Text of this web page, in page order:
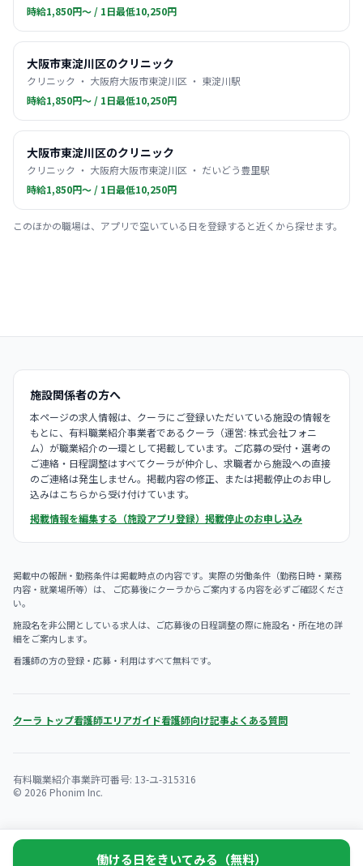
時給1,850円〜 / 1日最低10,250円
大阪市東淀川区のクリニック
クリニック ・ 大阪府大阪市東淀川区 ・ 東淀川駅
時給1,850円〜 / 1日最低10,250円
大阪市東淀川区のクリニック
クリニック ・ 大阪府大阪市東淀川区 ・ だいどう豊里駅
時給1,850円〜 / 1日最低10,250円
このほかの職場は、アプリで空いている日を登録すると近くから探せます。
施設関係者の方へ
本ページの求人情報は、クーラにご登録いただいている施設の情報を
もとに、有料職業紹介事業者であるクーラ（運営: 株式会社フォニ
ム）が職業紹介の一環として掲載しています。ご応募の受付・選考の
ご連絡・日程調整はすべてクーラが仲介し、求職者から施設への直接
のご連絡は発生しません。掲載内容の修正、または掲載停止のお申し
込みはこちらから受け付けています。
掲載情報を編集する（施設アプリ登録） 掲載停止のお申し込み
掲載中の報酬・勤務条件は掲載時点の内容です。実際の労働条件（勤務日時・業務
内容・就業場所等）は、 ご応募後にクーラからご案内する内容を必ずご確認くださ
い。
施設名を非公開としている求人は、ご応募後の日程調整の際に施設名・所在地の詳
細をご案内します。
看護師の方の登録・応募・利用はすべて無料です。
クーラ トップ看護師エリアガイド看護師向け記事よくある質問
有料職業紹介事業許可番号: 13-ユ-315316
© 2026 Phonim Inc.
働ける日をきいてみる（無料）